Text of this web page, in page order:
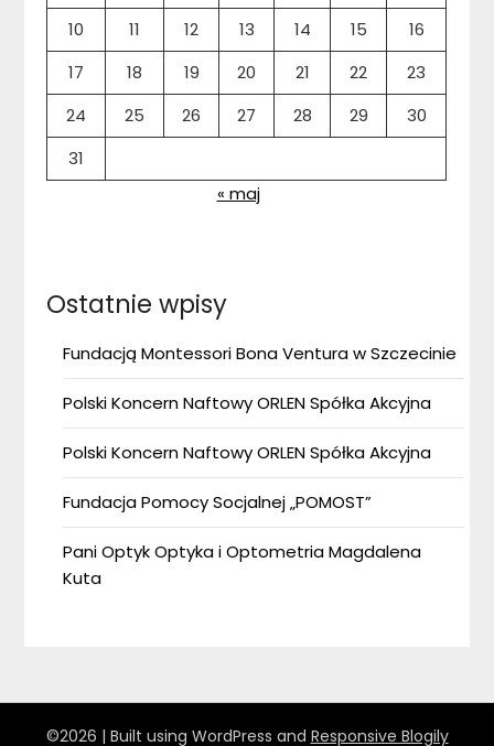
10
11 12 13 14 15
16
17
18 19 20 21 22
23
24
25 26 27 28 29
30
31
« maj
Ostatnie wpisy
Fundacją Montessori Bona Ventura w Szczecinie
Polski Koncern Naftowy ORLEN Spółka Akcyjna
Polski Koncern Naftowy ORLEN Spółka Akcyjna
Fundacja Pomocy Socjalnej „POMOST”
Pani Optyk Optyka i Optometria Magdalena
Kuta
©2026 | Built using WordPress and Responsive Blogily